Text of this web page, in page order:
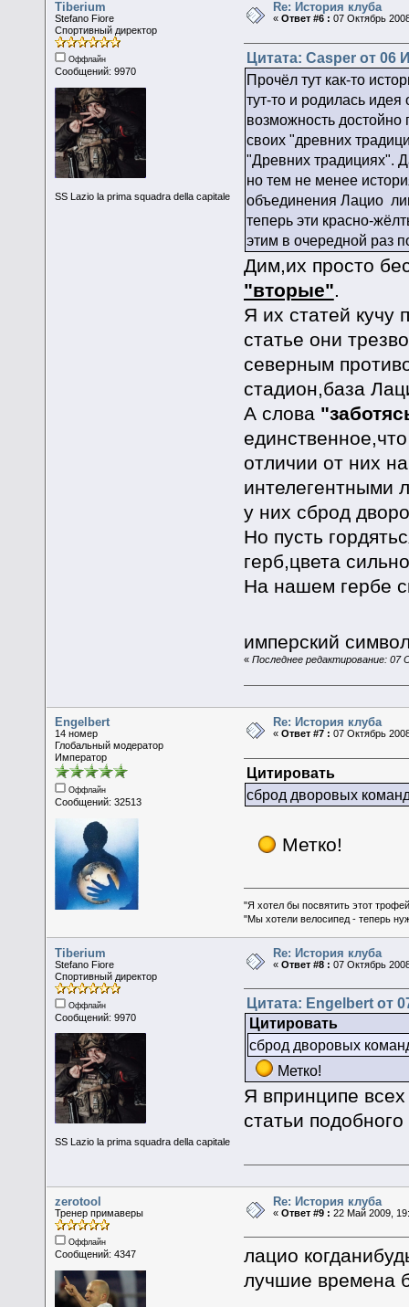
Tiberium
Stefano Fiore
Спортивный директор
Оффлайн
Сообщений: 9970
SS Lazio la prima squadra della capitale
Re: История клуба
«Ответ #6 : 07 Октябрь
Цитата: Casper от 06
Прочёл тут как-то
тут-то и родилась идея
возможность достойно
своих "древних
"Древних традициях".
но тем не менее
объединения Лацио
теперь эти красно-
этим в очередной раз
Дим,их просто
"вторые".
Я их статей кучу
статье они
северным
стадион,база
А слова
отличии от них
интелегентными
у них сброд
Но пусть
герб,цвета
На нашем гербе
имперский
« Последнее редактирование: 07
Engelbert
14 номер
Глобальный модератор
Император
Оффлайн
Сообщений: 32513
Re: История клуба
«Ответ #7 : 07 Октябрь
Цитировать
сброд дворовых
Метко!
"Я хотел бы посвятить этот
"Мы хотели велосипед - теперь
Tiberium
Stefano Fiore
Спортивный директор
Оффлайн
Сообщений: 9970
SS Lazio la prima squadra della capitale
Re: История клуба
«Ответ #8 : 07 Октябрь
Цитата: Engelbert от
Цитировать
сброд дворовых
Метко!
Я впринципе
статьи
zerotool
Тренер примаверы
Оффлайн
Сообщений: 4347
Re: История клуба
«Ответ #9 : 22 Май 2009,
лацио
лучшие времена